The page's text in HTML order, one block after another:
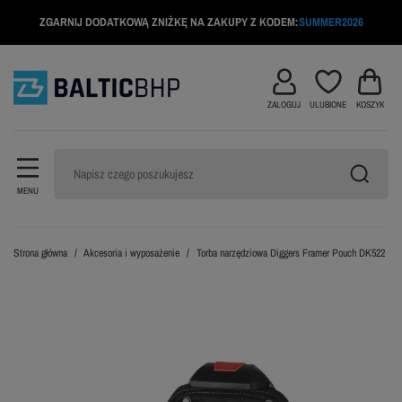
ZGARNIJ DODATKOWĄ ZNIŻKĘ NA ZAKUPY Z KODEM:SUMMER2026
MENU
ZALOGUJ ULUBIONE KOSZYK
Strona główna Akcesoria i wyposażenie Torba narzędziowa Diggers Framer Pouch DK522